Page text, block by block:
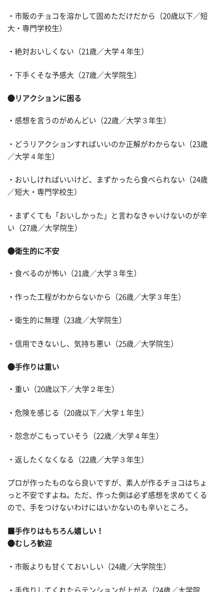
・市販のチョコを溶かして固めただけだから（20歳以下／短
大・専門学校生）
・絶対おいしくない（21歳／大学４年生）
・下手くそな予感大（27歳／大学院生）
●リアクションに困る
・感想を言うのがめんどい（22歳／大学３年生）
・どうリアクションすればいいのか正解がわからない（23歳
／大学４年生）
・おいしければいいけど、まずかったら食べられない（24歳
／短大・専門学校生）
・まずくても「おいしかった」と言わなきゃいけないのが辛
い（27歳／大学院生）
●衛生的に不安
・食べるのが怖い（21歳／大学３年生）
・作った工程がわからないから（26歳／大学３年生）
・衛生的に無理（23歳／大学院生）
・信用できないし、気持ち悪い（25歳／大学院生）
●手作りは重い
・重い（20歳以下／大学２年生）
・危険を感じる（20歳以下／大学１年生）
・怨念がこもっていそう（22歳／大学４年生）
・返したくなくなる（22歳／大学３年生）
プロが作ったものなら良いですが、素人が作るチョコはちょ
っと不安ですよね。ただ、作った側は必ず感想を求めてくる
ので、手をつけないわけにはいかないのも辛いところ。
■手作りはもちろん嬉しい！
●むしろ歓迎
・市販よりも甘くておいしい（24歳／大学院生）
・手作りしてくれたらテンションが上がる（24歳／大学院